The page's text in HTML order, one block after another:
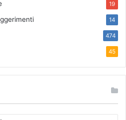
19
14
474
45